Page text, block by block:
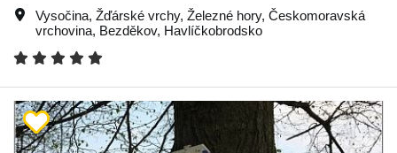
Vysočina, Žďárské vrchy, Železné hory, Českomoravská
vrchovina, Bezděkov, Havlíčkobrodsko